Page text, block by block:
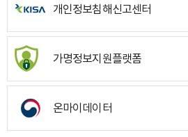
개인정보침해신고센터
가명정보지원플랫폼
온마이데이터